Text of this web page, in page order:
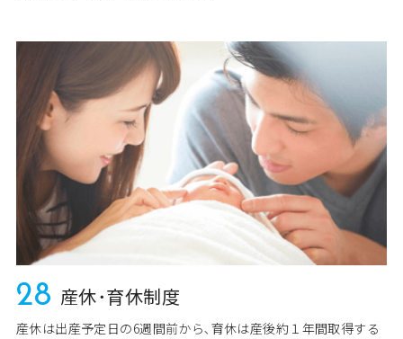
28 産休･育休制度
産休は出産予定日の6週間前から､育休は産後約１年間取得する